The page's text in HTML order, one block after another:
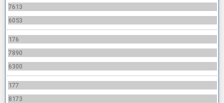
7613
6053
176
7890
6300
177
8173